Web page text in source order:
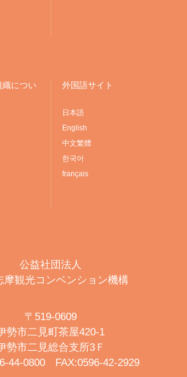
織につい
外国語サイト
日本語
English
中文繁體
한국어
français
公益社団法人
摩観光コンベンション機構
〒519-0609
勢市二見町茶屋420-1
勢市二見総合支所3Ｆ
44-0800 FAX:0596-42-2929